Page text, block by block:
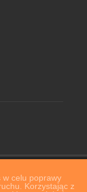
w celu poprawy
Korzystając z